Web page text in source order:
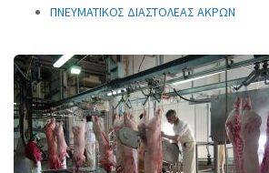
ΠΝΕΥΜΑΤΙΚΟΣ ΔΙΑΣΤΟΛΕΑΣ ΑΚΡΩΝ